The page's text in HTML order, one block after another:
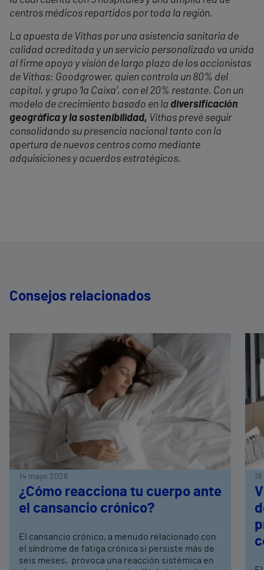
centros médicos repartidos por toda la región.
La apuesta de Vithas por una asistencia sanitaria de
calidad acreditada y un servicio personalizado va unida
al firme apoyo y visión de largo plazo de los accionistas
de Vithas: Goodgrower, quien controla un 80% del
capital, y grupo ‘la Caixa’, con el 20% restante. Con un
modelo de crecimiento basado en la diversificación
geográfica y la sostenibilidad, Vithas prevé seguir
consolidando su presencia nacional tanto con la
apertura de nuevos centros como mediante
adquisiciones y acuerdos estratégicos.
Consejos relacionados
14 mayo 2026
¿Cómo reacciona tu cuerpo ante
el cansancio crónico?
El cansancio crónico, a menudo relacionado con
el síndrome de fatiga crónica si persiste más de
seis meses, provoca una reacción sistémica en